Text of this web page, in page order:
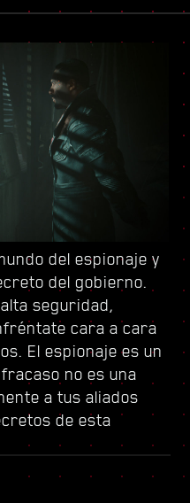
del espionaje y
del gobierno.
seguridad,
cara a cara
El espionaje es un
no es una
a tus aliados
de esta
una urbe en
controlada por
. Sus derruidas
de secretos y
que estén
de sus muros,
de alta
en juego que nunca.
y conforma un
las nuevas
a tu disposición
fracturado de
astutos
sin escrúpulos
y el poder.